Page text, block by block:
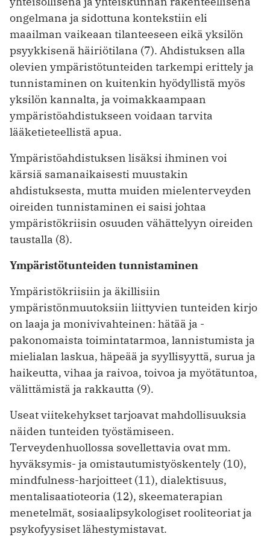
ongelmana ja sidottuna kontekstiin eli
maailman vaikeaan tilanteeseen eikä yksilön
psyykkisenä häiriötilana (7). Ahdistuksen alla
olevien ympäristötunteiden tarkempi erittely ja
tunnistaminen on kuitenkin hyödyllistä myös
yksilön kannalta, ja voimakkaampaan
ympäristöahdistukseen voidaan tarvita
lääketieteellistä apua.
Ympäristöahdistuksen lisäksi ihminen voi
kärsiä samanaikaisesti muustakin
ahdistuksesta, mutta muiden mielenterveyden
oireiden tunnistaminen ei saisi johtaa
ympäristökriisin osuuden vähättelyyn oireiden
taustalla (8).
Ympäristötunteiden tunnistaminen
Ympäristökriisiin ja äkillisiin
ympäristönmuutoksiin liittyvien tunteiden kirjo
on laaja ja monivivahteinen: hätää ja ­
pakonomaista toimintatarmoa, lannistumista ja
mielialan laskua, häpeää ja syyllisyyttä, surua ja
haikeutta, vihaa ja raivoa, toivoa ja myötätuntoa,
välittämistä ja rakkautta (9).
Useat viitekehykset tarjoavat mahdollisuuksia
näiden tunteiden työstämiseen.
Terveydenhuollossa sovellettavia ovat mm.
hyväksymis- ja omistautumistyöskentely (10),
mindfulness-harjoitteet (11), dialektisuus,
mentalisaatioteoria (12), skeematera­pian
menetelmät, sosiaalipsykologiset rooliteoriat ja
psykofyysiset lähes­tymistavat.